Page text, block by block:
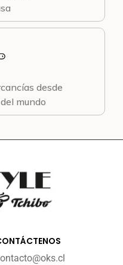
desde
mundo